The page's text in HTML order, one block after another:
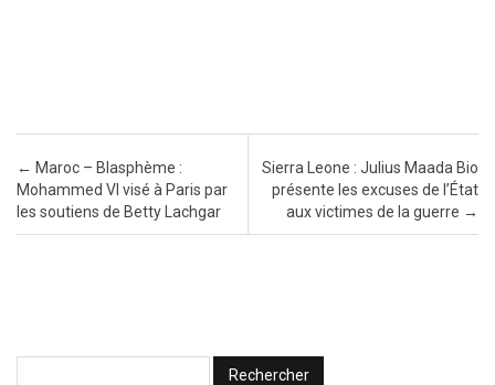
Post navigation
← Maroc – Blasphème :
Mohammed VI visé à Paris par
les soutiens de Betty Lachgar
Sierra Leone : Julius Maada Bio
présente les excuses de l’État
aux victimes de la guerre →